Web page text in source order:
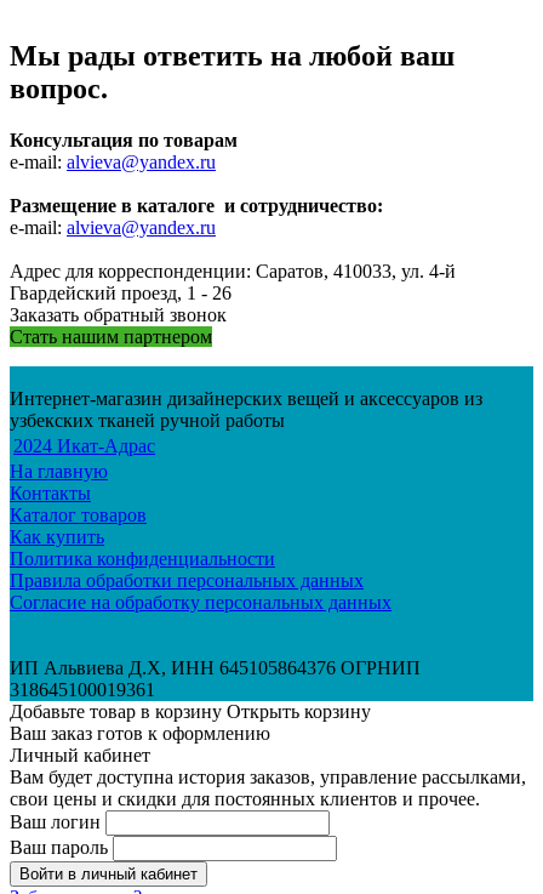
Мы рады ответить на любой ваш
вопрос.
Консультация по товарам
e-mail: alvieva@yandex.ru
Размещение в каталоге и сотрудничество:
e-mail: alvieva@yandex.ru
Адрес для корреспонденции: Саратов, 410033, ул. 4-й
Гвардейский проезд, 1 - 26
Заказать обратный звонок
Стать нашим партнером
Интернет-магазин дизайнерских вещей и аксессуаров из
узбекских тканей ручной работы
2024 Икат-Адрас
На главную
Контакты
Каталог товаров
Как купить
Политика конфиденциальности
Правила обработки персональных данных
Согласие на обработку персональных данных
ИП Альвиева Д.Х, ИНН 645105864376 ОГРНИП
318645100019361
Добавьте товар в корзину Открыть корзину
Ваш заказ готов к оформлению
Личный кабинет
Вам будет доступна история заказов, управление рассылками,
свои цены и скидки для постоянных клиентов и прочее.
Ваш логин
Ваш пароль
Войти в личный кабинет